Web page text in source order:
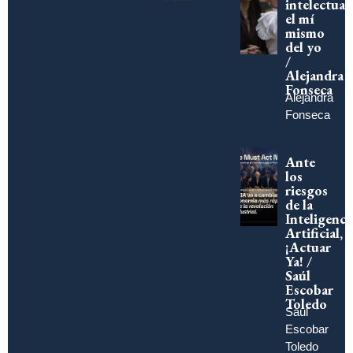
intelectual:
el mí
mismo
del yo
/
Alejandra
Fonseca
Alejandra
Fonseca
Ante
los
riesgos
de la
Artificial,
¡Actuar
Ya! /
Saúl
Escobar
Toledo
Saúl
Escobar
Toledo